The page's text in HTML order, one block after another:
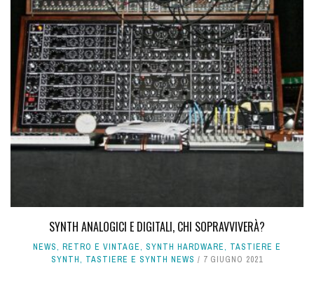
SYNTH ANALOGICI E DIGITALI, CHI SOPRAVVIVERÀ?
NEWS, RETRO E VINTAGE, SYNTH HARDWARE, TASTIERE E
SYNTH, TASTIERE E SYNTH NEWS 7 GIUGNO 2021